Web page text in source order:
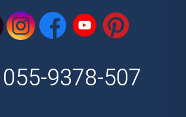
055-9378-507